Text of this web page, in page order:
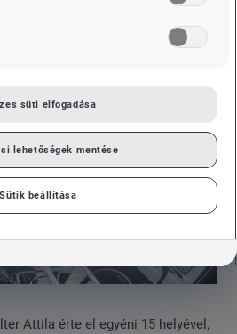
Attila érte el egyéni 15 helyével,
süti elfogadása
lehetőségek mentése
Sütik beállítása